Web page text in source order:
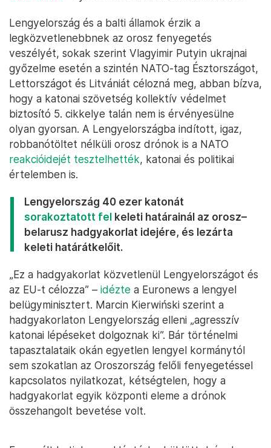
Lengyelország és a balti államok érzik a
legközvetlenebbnek az orosz fenyegetés
veszélyét, sokak szerint Vlagyimir Putyin ukrajnai
győzelme esetén a szintén NATO-tag Észtországot,
Lettországot és Litvániát célozná meg, abban bízva,
hogy a katonai szövetség kollektív védelmet
biztosító 5. cikkelye talán nem is érvényesülne
olyan gyorsan. A Lengyelországba indított, igaz,
robbanótöltet nélküli orosz drónok is a NATO
reakcióidejét tesztelhették, katonai és politikai
értelemben is.
Lengyelország 40 ezer katonát
sorakoztatott fel keleti határainál az orosz–
belarusz hadgyakorlat idejére, és lezárta
keleti határátkelőit.
„Ez a hadgyakorlat közvetlenül Lengyelországot és
az EU-t célozza” – idézte a Euronews a lengyel
belügyminisztert. Marcin Kierwiński szerint a
hadgyakorlaton Lengyelország elleni „agresszív
katonai lépéseket dolgoznak ki”. Bár történelmi
tapasztalataik okán egyetlen lengyel kormánytól
sem szokatlan az Oroszország felőli fenyegetéssel
kapcsolatos nyilatkozat, kétségtelen, hogy a
hadgyakorlat egyik központi eleme a drónok
összehangolt bevetése volt.